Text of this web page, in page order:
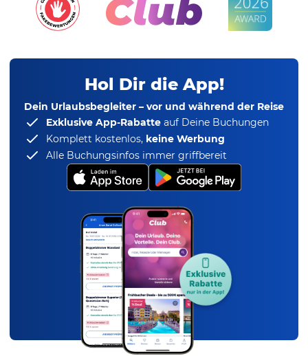
Hol Dir die App!
Dein Urlaubsbegleiter – vor und während der Reise
Exklusive App-Rabatte auf Deine Buchungen
Komplett kostenlos, keine Werbung
Alle Buchungsinfos immer griffbereit